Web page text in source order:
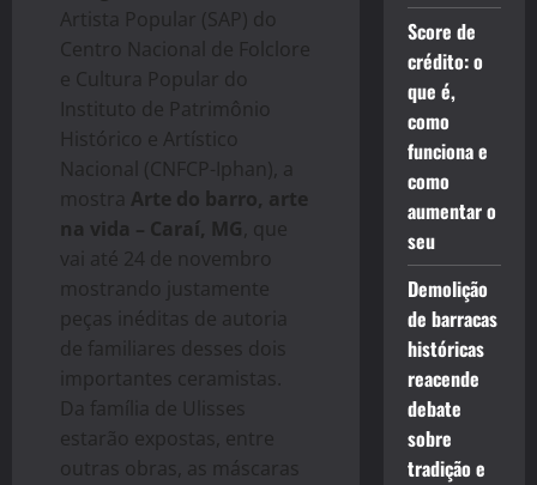
Artista Popular (SAP) do
Centro Nacional de Folclore
e Cultura Popular do
Instituto de Patrimônio
Histórico e Artístico
Nacional (CNFCP-Iphan), a
mostra Arte do barro, arte
na vida – Caraí, MG , que
vai até 24 de novembro
mostrando justamente
peças inéditas de autoria
de familiares desses dois
importantes ceramistas.
Da família de Ulisses
estarão expostas, entre
outras obras, as máscaras
Score de
crédito: o
que é,
como
funciona e
como
aumentar o
seu
Demolição
de barracas
históricas
reacende
debate
sobre
tradição e